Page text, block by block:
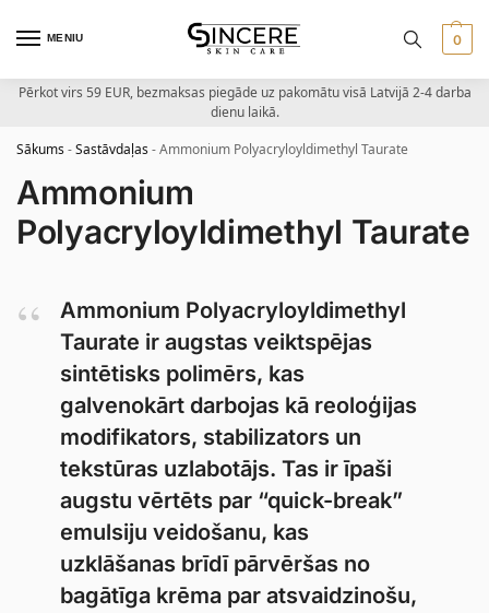
MENIU 0
Pērkot virs 59 EUR, bezmaksas piegāde uz pakomātu visā Latvijā 2-4 darba
dienu laikā.
Sākums-Sastāvdaļas-Ammonium Polyacryloyldimethyl Taurate
Ammonium
Polyacryloyldimethyl Taurate
Ammonium Polyacryloyldimethyl
Taurate ir augstas veiktspējas
sintētisks polimērs, kas
galvenokārt darbojas kā reoloģijas
modifikators, stabilizators un
tekstūras uzlabotājs. Tas ir īpaši
augstu vērtēts par “quick-break”
emulsiju veidošanu, kas
uzklāšanas brīdī pārvēršas no
bagātīga krēma par atsvaidzinošu,